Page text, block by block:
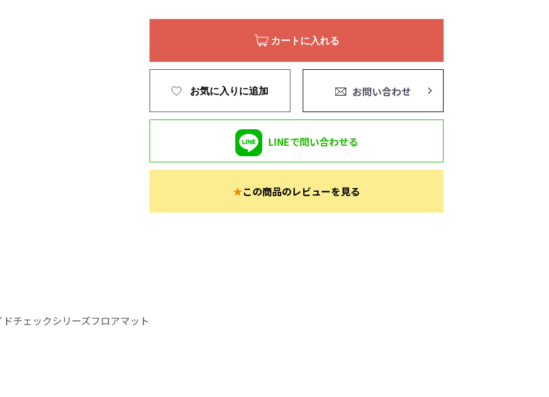
カートに入れる
お気に入りに追加 お問い合わせ
LINEで問い合わせる
★この商品のレビューを見る
チェックシリーズフロアマット